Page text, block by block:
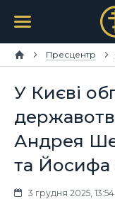
Пресцентр
У Києві
Андрея
та Йосифа
3 грудня 2025, 13:54